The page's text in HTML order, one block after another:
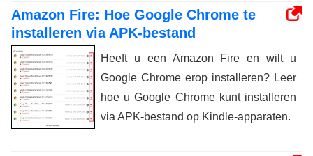
Amazon Fire: Hoe Google Chrome te
installeren via APK-bestand
Heeft u een Amazon Fire en wilt u
Google Chrome erop installeren? Leer
hoe u Google Chrome kunt installeren
via APK-bestand op Kindle-apparaten.